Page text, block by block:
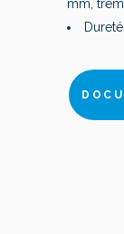
mm,